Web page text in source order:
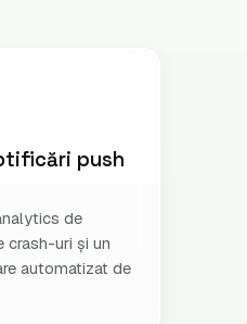
push
de
crash-uri și un
automatizat de